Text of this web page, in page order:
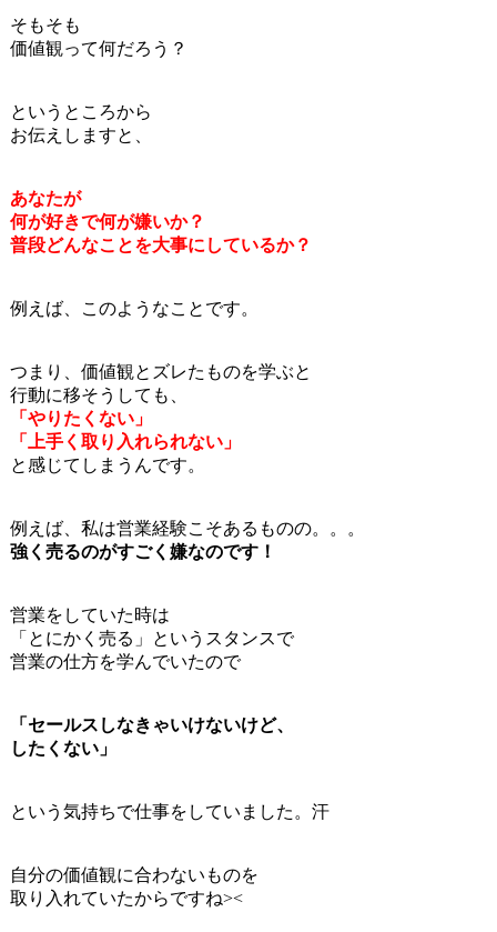
そもそも
価値観って何だろう？
というところから
お伝えしますと、
あなたが
何が好きで何が嫌いか？
普段どんなことを大事にしているか？
例えば、このようなことです。
つまり、価値観とズレたものを学ぶと
行動に移そうしても、
「やりたくない」
「上手く取り入れられない」
と感じてしまうんです。
例えば、私は営業経験こそあるものの。。。
強く売るのがすごく嫌なのです！
営業をしていた時は
「とにかく売る」というスタンスで
営業の仕方を学んでいたので
「セールスしなきゃいけないけど、
したくない」
という気持ちで仕事をしていました。汗
自分の価値観に合わないものを
取り入れていたからですね><